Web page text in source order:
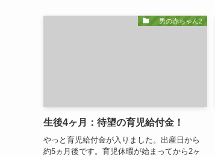
男の赤ちゃん2
生後4ヶ月：待望の育児給付金！
やっと育児給付金が入りました。出産日から
約5ヵ月後です。育児休暇が始まってから2ヶ